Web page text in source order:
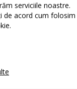
serviciile noastre.
de acord cum folosim